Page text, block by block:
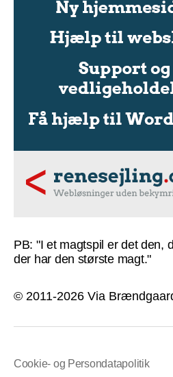
PB: "I et magtspil er det den,
der har den største magt."
© 2011-2026 Via
Cookie- og Persondatapolitik